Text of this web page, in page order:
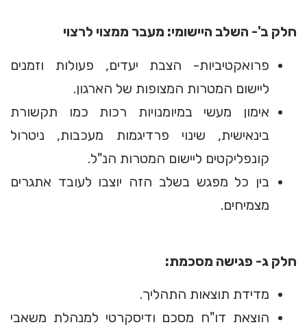
חלק ב'- השלב היישומי: מעבר ממצוי לרצוי
פרואקטיביות- הצבת יעדים, פעולות וזמנים
ליישום המטרות המצופות של הארגון.
אימון מעשי במיומנויות רכות כמו תקשורת
בינאישית, שינוי פרדיגמות מעכבות, ניטרול
קונפליקטים ליישום המטרות הנ"ל.
בין כל מפגש בשלב הזה יוצבו לעובד אתגרים
מצמיחים.
חלק ג- פגישה מסכמת:
מדידת תוצאות התהליך.
הוצאת דו"ח מסכם ודיסקרטי למנהלת משאבי